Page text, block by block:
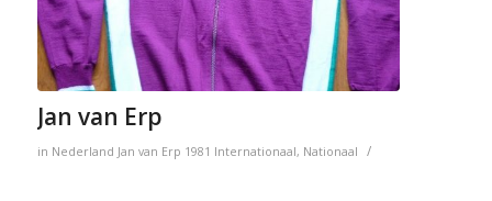
Jan van Erp
in Nederland Jan van Erp 1981 Internationaal, Nationaal /